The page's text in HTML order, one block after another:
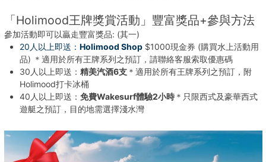
「Holimood王牌獎賞活動」豐富獎品+參與方法
參加活動即可以贏走豐富獎品: (其一)
20人以上即送： Holimood Shop$1000現金券 (購買水上活動用
品) ＊適用於所有王牌系列之預訂，請聯絡客服索取優惠碼
30人以上即送： 精美汽酒6支＊適用於所有王牌系列之預訂，附
Holimood打卡冰桶
40人以上即送： 免費Wakesurf體驗2小時＊只限西式及豪華西式
遊艇之預訂，目的地需選擇淺水灣